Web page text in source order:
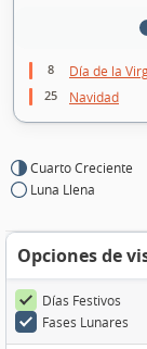
8 Día de la
25 Navidad
Cuarto Creciente
Luna Llena
Opciones de
Días Festivos
Fases Lunares